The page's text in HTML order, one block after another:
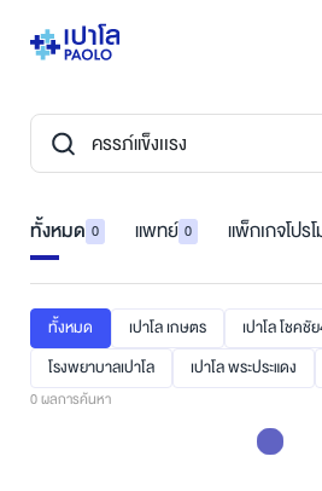
ทั้งหมด 0 แพทย์ 0 แพ็กเกจโปร
ทั้งหมด เปาโล เกษตร เปาโล โชคชั
โรงพยาบาลเปาโล
เปาโล พระประแดง
0ผลการค้นหา